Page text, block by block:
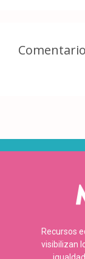
Recursos
visibilizan